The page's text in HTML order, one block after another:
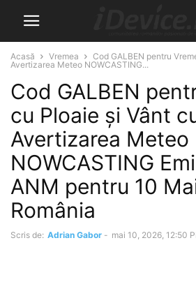
Acasă Vremea
Cod GALBEN pentru
Avertizarea Meteo NOWCASTING...
Cod GALBEN
cu Ploaie și Vânt
Avertizarea Meteo
NOWCASTING
ANM pentru 10
România
Scris de: Adrian Gabor - mai 10, 2026, 12:50